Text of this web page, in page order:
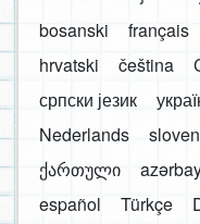
bosanski français
hrvatski
čeština
српски језик
Nederlands
ქართული
español
Türkçe